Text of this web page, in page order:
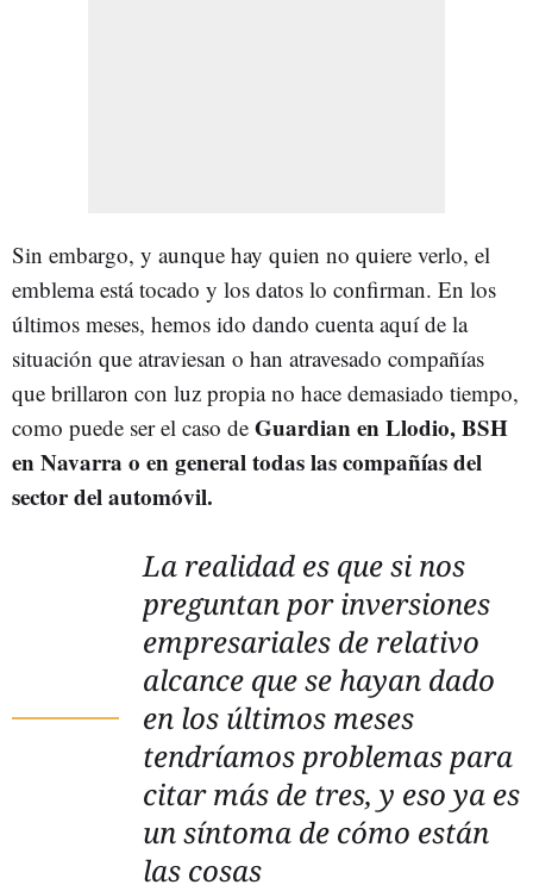
Sin embargo, y aunque hay quien no quiere verlo, el
emblema está tocado y los datos lo confirman. En los
últimos meses, hemos ido dando cuenta aquí de la
situación que atraviesan o han atravesado compañías
que brillaron con luz propia no hace demasiado tiempo,
como puede ser el caso de Guardian en Llodio, BSH
en Navarra o en general todas las compañías del
sector del automóvil.
La realidad es que si nos
preguntan por inversiones
empresariales de relativo
alcance que se hayan dado
en los últimos meses
tendríamos problemas para
citar más de tres, y eso ya es
un síntoma de cómo están
las cosas